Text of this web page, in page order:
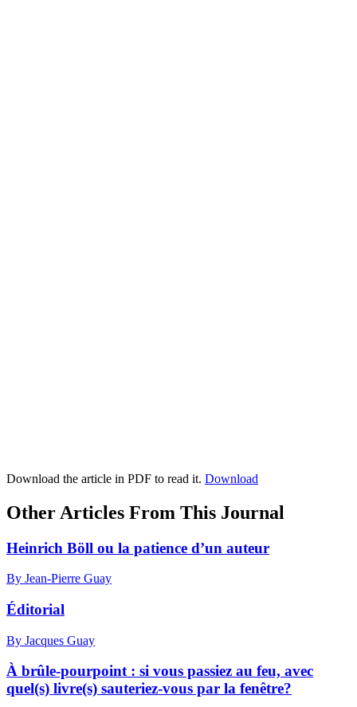
Download the article in PDF to read it. Download
Other Articles From This Journal
Heinrich Böll ou la patience d’un auteur
By Jean-Pierre Guay
Éditorial
By Jacques Guay
À brûle-pourpoint : si vous passiez au feu, avec
quel(s) livre(s) sauteriez-vous par la fenêtre?